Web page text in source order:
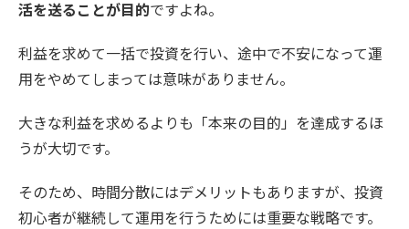
活を送ることが目的ですよね。
利益を求めて一括で投資を行い、途中で不安になって運
用をやめてしまっては意味がありません。
大きな利益を求めるよりも「本来の目的」を達成するほ
うが大切です。
そのため、時間分散にはデメリットもありますが、投資
初心者が継続して運用を行うためには重要な戦略です。